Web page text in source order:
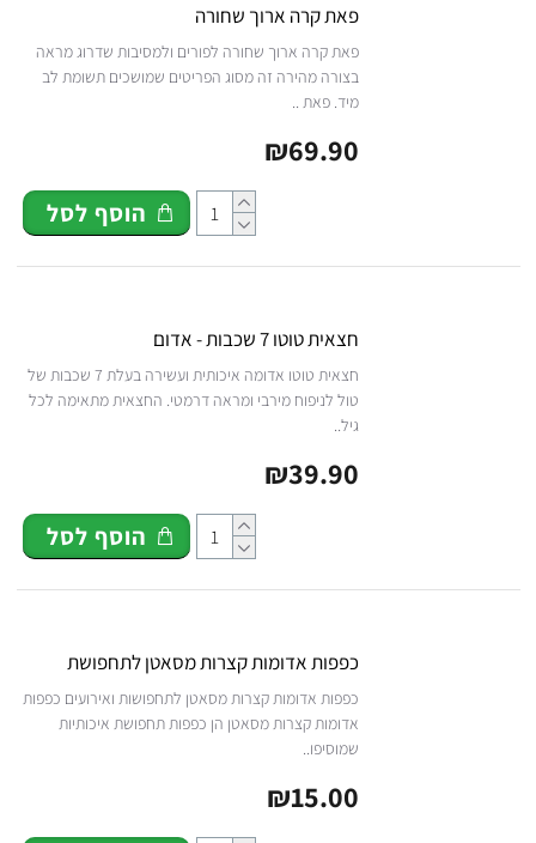
פאת קרה ארוך שחורה
פאת קרה ארוך שחורה לפורים ולמסיבות שדרוג מראה
בצורה מהירה זה מסוג הפריטים שמושכים תשומת לב
מיד. פאת ..
₪69.90
הוסף לסל
חצאית טוטו 7 שכבות - אדום
חצאית טוטו אדומה איכותית ועשירה בעלת 7 שכבות של
טול לניפוח מירבי ומראה דרמטי. החצאית מתאימה לכל
גיל..
₪39.90
הוסף לסל
כפפות אדומות קצרות מסאטן לתחפושת
כפפות אדומות קצרות מסאטן לתחפושות ואירועים כפפות
אדומות קצרות מסאטן הן כפפות תחפושת איכותיות
שמוסיפו..
₪15.00